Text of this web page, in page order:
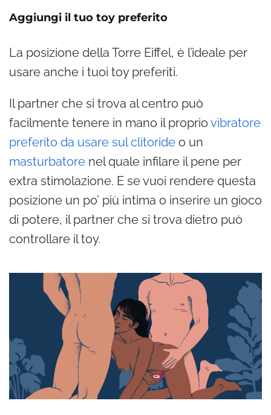
Aggiungi il tuo toy preferito
La posizione della Torre Eiffel, è l’ideale per
usare anche i tuoi toy preferiti.
Il partner che si trova al centro può
facilmente tenere in mano il proprio vibratore
preferito da usare sul clitoride o un
masturbatore nel quale infilare il pene per
extra stimolazione. E se vuoi rendere questa
posizione un po’ più intima o inserire un gioco
di potere, il partner che si trova dietro può
controllare il toy.